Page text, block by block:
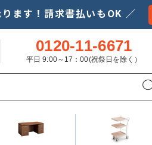
ます！請求書払いもOK ／
0120-11-6671
平日 9:00～17：00(祝祭日を除く）